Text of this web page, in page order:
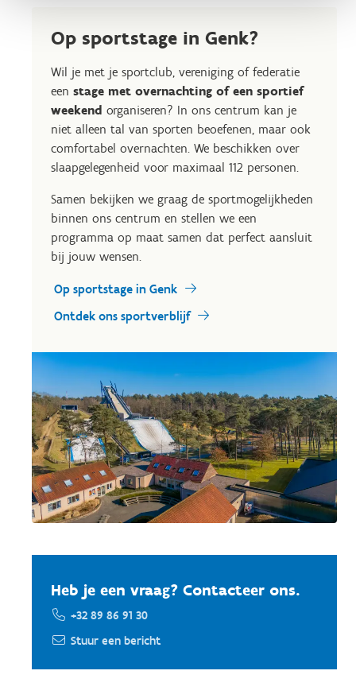
Op sportstage in Genk?
Wil je met je sportclub, vereniging of federatie
een stage met overnachting of een sportief
weekend organiseren? In ons centrum kan je
niet alleen tal van sporten beoefenen, maar ook
comfortabel overnachten. We beschikken over
slaapgelegenheid voor maximaal 112 personen.
Samen bekijken we graag de sportmogelijkheden
binnen ons centrum en stellen we een
programma op maat samen dat perfect aansluit
bij jouw wensen.
Op sportstage in Genk
Ontdek ons sportverblijf
Heb je een vraag? Contacteer ons.
+32 89 86 91 30
Stuur een bericht